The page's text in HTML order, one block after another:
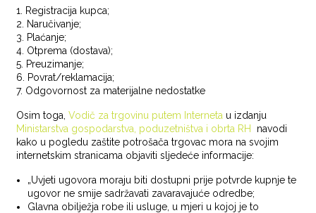
1. Registracija kupca;
2. Naručivanje;
3. Plaćanje;
4. Otprema (dostava);
5. Preuzimanje;
6. Povrat/reklamacija;
7. Odgovornost za materijalne nedostatke
Osim toga,Vodič za trgovinu putem Interneta u izdanju
Ministarstva gospodarstva, poduzetništva i obrta RH
navodi
kako u pogledu zaštite potrošača trgovac mora na svojim
internetskim stranicama objaviti sljedeće informacije:
„Uvjeti ugovora moraju biti dostupni prije potvrde kupnje te
ugovor ne smije sadržavati zavaravajuće odredbe;
Glavna obilježja robe ili usluge, u mjeri u kojoj je to